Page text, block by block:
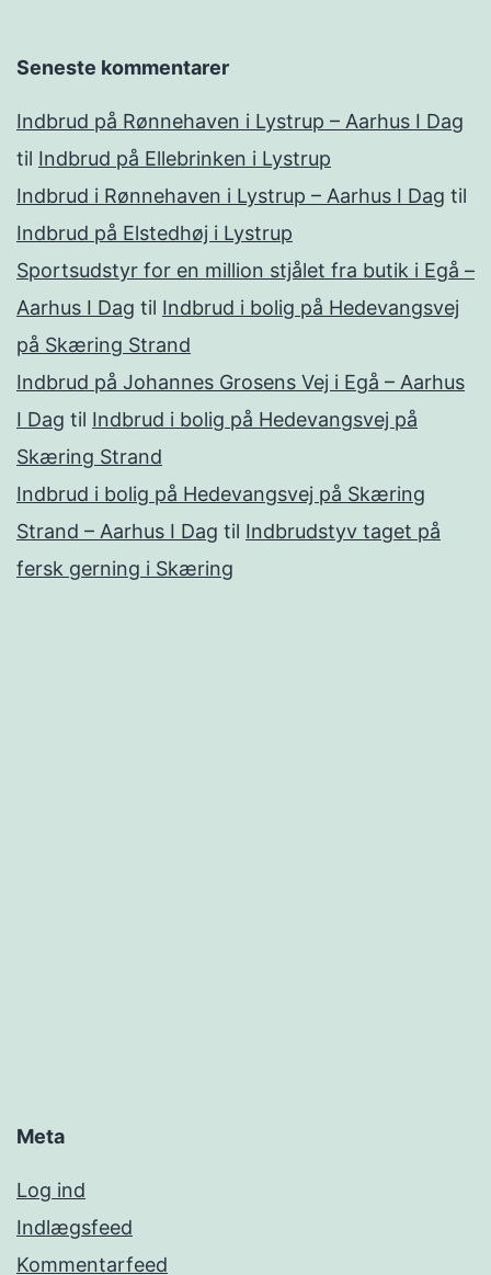
Seneste kommentarer
Indbrud på Rønnehaven i Lystrup – Aarhus I Dag
til Indbrud på Ellebrinken i Lystrup
Indbrud i Rønnehaven i Lystrup – Aarhus I Dag til
Indbrud på Elstedhøj i Lystrup
Sportsudstyr for en million stjålet fra butik i Egå –
Aarhus I Dag til Indbrud i bolig på Hedevangsvej
på Skæring Strand
Indbrud på Johannes Grosens Vej i Egå – Aarhus
I Dag til Indbrud i bolig på Hedevangsvej på
Skæring Strand
Indbrud i bolig på Hedevangsvej på Skæring
Strand – Aarhus I Dag til Indbrudstyv taget på
fersk gerning i Skæring
Meta
Log ind
Indlægsfeed
Kommentarfeed